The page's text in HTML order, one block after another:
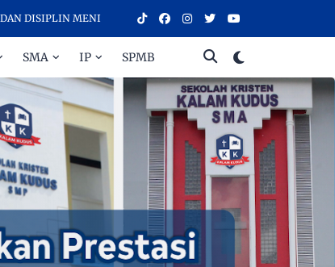
MENINGKATKAN PRESTASI - SELAMAT DATANG DI
SMA IP SPMB